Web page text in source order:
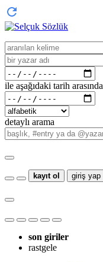
ile aşağıdaki tarih arasında
detaylı arama
kayıt ol giriş yap
son giriler
rastgele